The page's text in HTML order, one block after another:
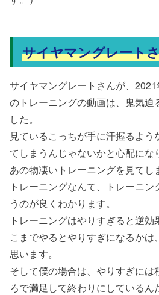
サイヤマングレート
サイヤマングレートさんが、
のトレーニングの動画は、鬼気迫
した。
見ているこっちが手に汗握るよ
てしまうんじゃないかと心配にな
あの物凄いトレーニングを見てし
トレーニングなんて、トレーニ
うのが良くわかります。
トレーニングはやりすぎると逆
こまでやるとやりすぎになるかは
思います。
そして僕の場合は、やりすぎには
ろで満足して終わりにしているん